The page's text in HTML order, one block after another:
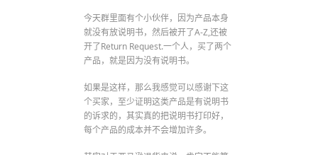
今天群里面有个小伙伴，因为产品本身
就没有放说明书，然后被开了A-Z,还被
开了Return Request.一个人，买了两个
产品，就是因为没有说明书。
如果是这样，那么我感觉可以感谢下这
个买家，至少证明这类产品是有说明书
的诉求的，其实真的把说明书打印好，
每个产品的成本并不会增加许多。